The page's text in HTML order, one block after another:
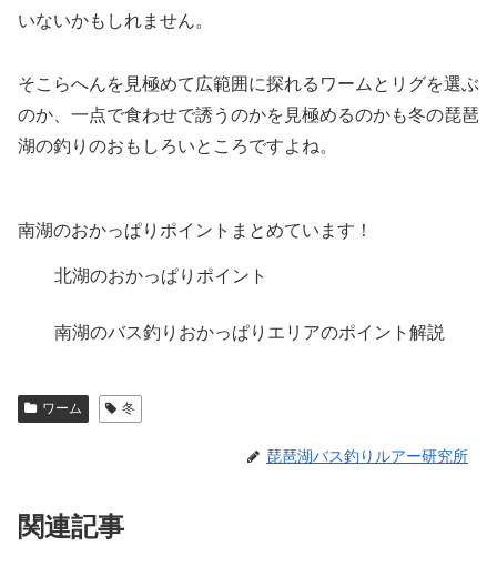
いないかもしれません。
そこらへんを見極めて広範囲に探れるワームとリグを選ぶ
のか、一点で食わせで誘うのかを見極めるのかも冬の琵琶
湖の釣りのおもしろいところですよね。
南湖のおかっぱりポイントまとめています！
北湖のおかっぱりポイント
南湖のバス釣りおかっぱりエリアのポイント解説
ワーム 冬
琵琶湖バス釣りルアー研究所
関連記事